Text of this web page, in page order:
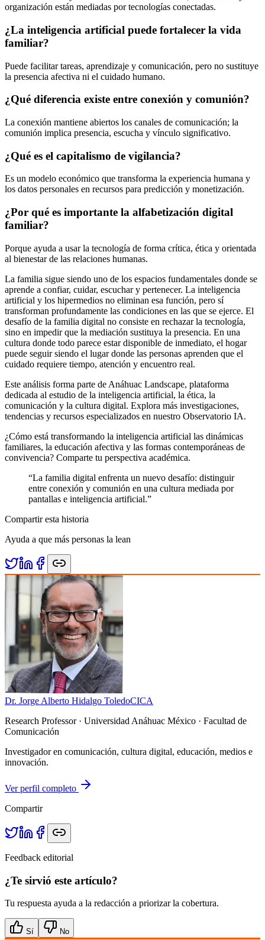
organización están mediadas por tecnologías conectadas.
¿La inteligencia artificial puede fortalecer la vida
familiar?
Puede facilitar tareas, aprendizaje y comunicación, pero no sustituye
la presencia afectiva ni el cuidado humano.
¿Qué diferencia existe entre conexión y comunión?
La conexión mantiene abiertos los canales de comunicación; la
comunión implica presencia, escucha y vínculo significativo.
¿Qué es el capitalismo de vigilancia?
Es un modelo económico que transforma la experiencia humana y
los datos personales en recursos para predicción y monetización.
¿Por qué es importante la alfabetización digital
familiar?
Porque ayuda a usar la tecnología de forma crítica, ética y orientada
al bienestar de las relaciones humanas.
La familia sigue siendo uno de los espacios fundamentales donde se
aprende a confiar, cuidar, escuchar y pertenecer. La inteligencia
artificial y los hipermedios no eliminan esa función, pero sí
transforman profundamente las condiciones en las que se ejerce. El
desafío de la familia digital no consiste en rechazar la tecnología,
sino en impedir que la mediación sustituya la presencia. En una
cultura donde todo parece estar disponible de inmediato, el hogar
puede seguir siendo el lugar donde las personas aprenden que el
cuidado requiere tiempo, atención y encuentro real.
Este análisis forma parte de Anáhuac Landscape, plataforma
dedicada al estudio de la inteligencia artificial, la ética, la
comunicación y la cultura digital. Explora más investigaciones,
tendencias y recursos especializados en nuestro Observatorio IA.
¿Cómo está transformando la inteligencia artificial las dinámicas
familiares, la educación afectiva y las formas contemporáneas de
convivencia? Comparte tu perspectiva académica.
“La familia digital enfrenta un nuevo desafío: distinguir
entre conexión y comunión en una cultura mediada por
pantallas e inteligencia artificial.”
Compartir esta historia
Ayuda a que más personas la lean
Dr. Jorge Alberto Hidalgo ToledoCICA
Research Professor· Universidad Anáhuac México · Facultad de
Comunicación
Investigador en comunicación, cultura digital, educación, medios e
innovación.
Ver perfil completo
Compartir
Feedback editorial
¿Te sirvió este artículo?
Tu respuesta ayuda a la redacción a priorizar la cobertura.
Sí No